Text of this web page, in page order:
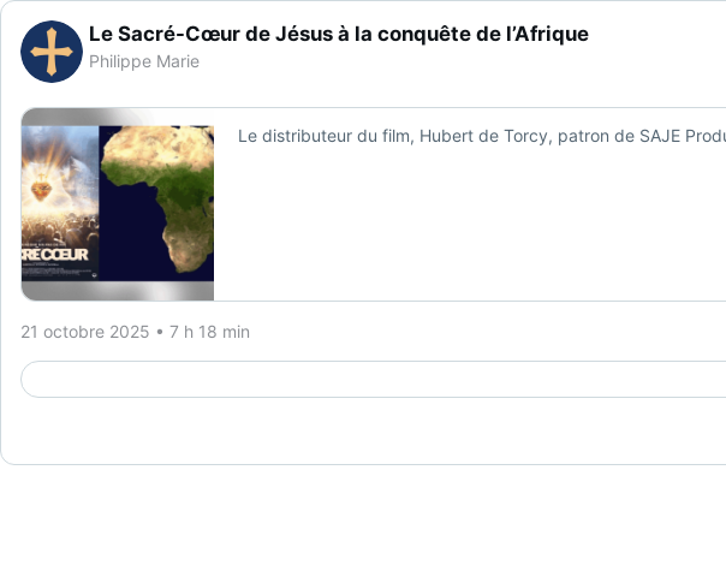
Le Sacré-Cœur de Jésus à la conquête de l’Afrique
Philippe Marie
Le distributeur du film, Hubert de Torcy, patron de SAJE
21 octobre 2025 • 7 h 18 min